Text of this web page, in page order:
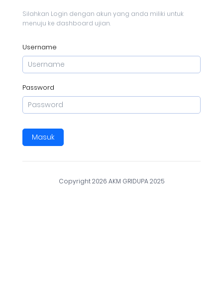
Silahkan Login dengan akun yang anda miliki untuk
menuju ke dashboard ujian.
Username
Password
Masuk
Copyright2026 AKM GRIDUPA 2025